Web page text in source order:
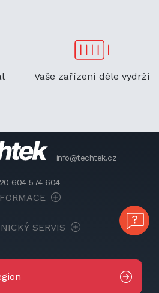
Vaše zařízení déle vydrží
info@techtek.cz
604 574 604
SERVIS